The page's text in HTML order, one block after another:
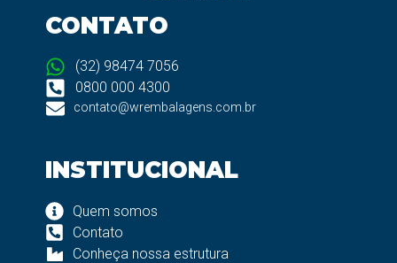
CONTATO
(32) 98474 7056
0800 000 4300
contato@wrembalagens.com.br
INSTITUCIONAL
Quem somos
Contato
Conheça nossa estrutura